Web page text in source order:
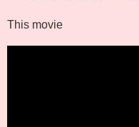
This movie